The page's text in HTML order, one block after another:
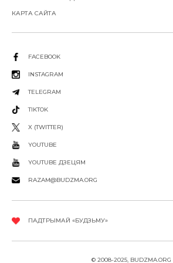
КАРТА САЙТА
FACEBOOK
INSTAGRAM
TELEGRAM
TIKTOK
X (TWITTER)
YOUTUBE
YOUTUBE ДЗЕЦЯМ
RAZAM@BUDZMA.ORG
ПАДТРЫМАЙ «БУДЗЬМУ»
© 2008-2025, BUDZMA.ORG